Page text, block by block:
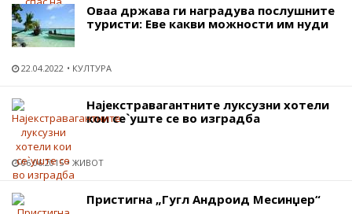
Оваа држава ги наградува послушните
туристи: Еве какви можности им нуди
22.04.2022 КУЛТУРА
Најекстравагантните луксузни хотели
кои се`уште се во изградба
06.06.2015 ЖИВОТ
Пристигна „Гугл Андроид Месинџер“